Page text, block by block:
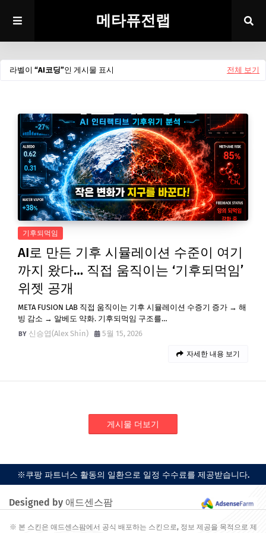
메타퓨전랩
라벨이 AI코딩 인 게시물 표시 전체 보기
기후되먹임
AI로 만든 기후 시뮬레이션 수준이 여기
까지 왔다… 직접 움직이는 ‘기후되먹임’
위젯 공개
META FUSION LAB 직접 움직이는 기후 시뮬레이션 수증기 증가 → 해
빙 감소 → 알베도 약화. 기후되먹임 구조를…
신승엽(Alex Shin)
5월 15, 2026
자세한 내용 보기
게시물 더보기
※쿠팡 파트너스 활동의 일환으로 일정 수수료를 제공받습니다.
Designed by 애드센스팜
※ 본 스킨은 애드센스팜에서 공식 배포하는 스킨으로, 정보 제공을 목적으로 제